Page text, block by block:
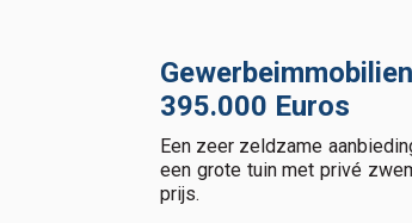
395.000 Euros
Een zeer zeldzame
een grote tuin met privé
prijs.